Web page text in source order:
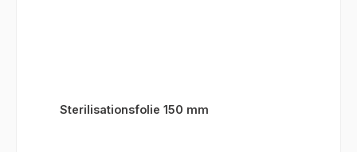
Sterilisationsfolie 150 mm